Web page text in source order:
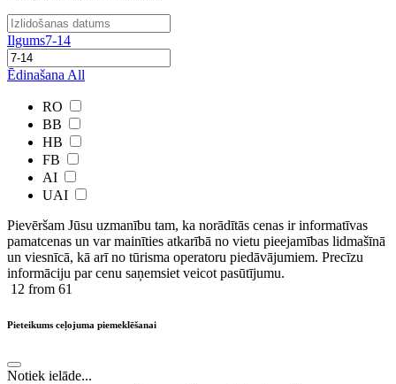
Ilgums7-14
Ēdinašana All
RO
BB
HB
FB
AI
UAI
Pievēršam Jūsu uzmanību tam, ka norādītās cenas ir ​informatīvas ​
pamatcenas un var mainīties atkarībā ​no ​vietu pieejamības lidmašīnā
un viesnīcā, kā arī no tūrisma operatoru piedāvājumiem. Precīzu
informāciju par cenu saņemsiet veicot pasūtījumu.
12 from 61
Pieteikums ceļojuma piemeklēšanai
Notiek ielāde...